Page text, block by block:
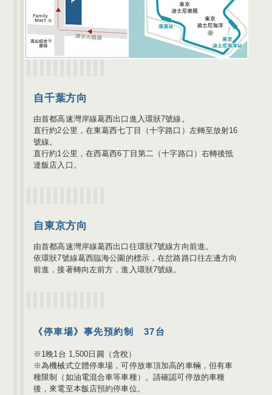
自千葉方向
由首都高速灣岸線葛西出口進入環狀7號線。
直行約2公里，在東葛西七丁目（十字路口）左轉至放射16
號線。
直行約1公里，在西葛西6丁目第二（十字路口）右轉後抵
達飯店入口。
自東京方向
由首都高速灣岸線葛西出口往環狀7號線方向前進。
依環狀7號線葛西臨海公園的標示，在岔路路口往左邊方向
前進，接著轉向左前方，進入環狀7號線。
《停車場》事先預約制 37台
※1晚1台 1,500日圓（含稅）
※為機械式立體停車場，可停放車頂加高的車輛，但有車
種限制（如油電混合車等車種）。請確認可停放的車種
後，來電至本飯店預約停車位。